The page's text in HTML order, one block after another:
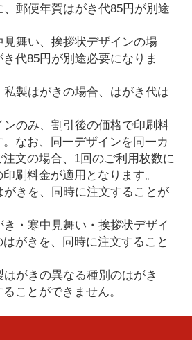
郵便年賀はがき代85円が別途
舞い、挨拶状デザインの場
代85円が別途必要になりま
製はがきの場合、はがき代は
のみ、割引後の価格で印刷料
なお、同一デザインを同一カ
文の場合、1回のご利用枚数に
刷料金が適用となります。
きを、同時に注文することが
・寒中見舞い・挨拶状デザイ
がきを、同時に注文すること
がきの異なる種別のはがき
ことができません。